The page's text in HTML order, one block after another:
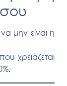
μην είναι η
χρειάζεται
.